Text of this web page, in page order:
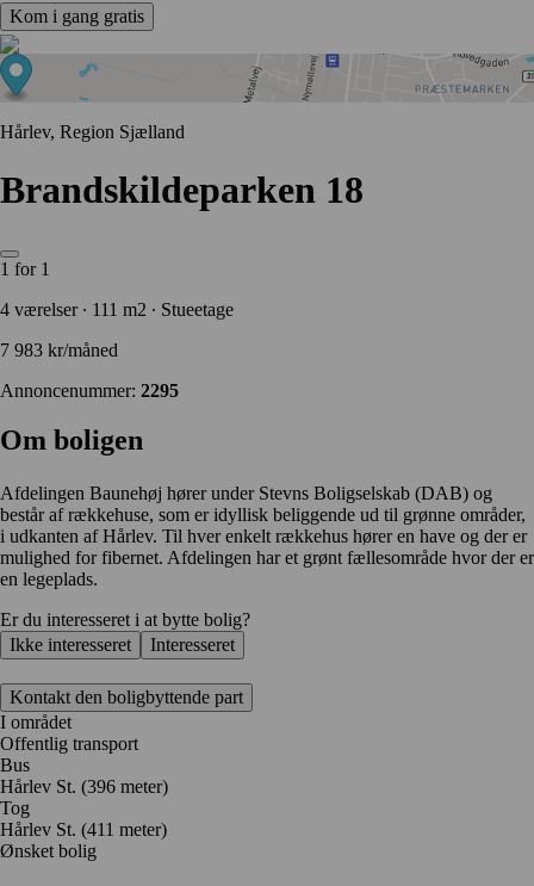
Kom i gang gratis
Hårlev, Region Sjælland
Brandskildeparken 18
1 for 1
4 værelser ∙ 111 m2 ∙ Stueetage
7 983 kr/måned
Annoncenummer: 2295
Om boligen
Afdelingen Baunehøj hører under Stevns Boligselskab (DAB) og
består af rækkehuse, som er idyllisk beliggende ud til grønne områder,
i udkanten af Hårlev. Til hver enkelt rækkehus hører en have og der er
mulighed for fibernet. Afdelingen har et grønt fællesområde hvor der er
en legeplads.
Er du interesseret i at bytte bolig?
Ikke interesseret
Interesseret
Kontakt den boligbyttende part
I området
Offentlig transport
Bus
Hårlev St. (396 meter)
Tog
Hårlev St. (411 meter)
Ønsket bolig